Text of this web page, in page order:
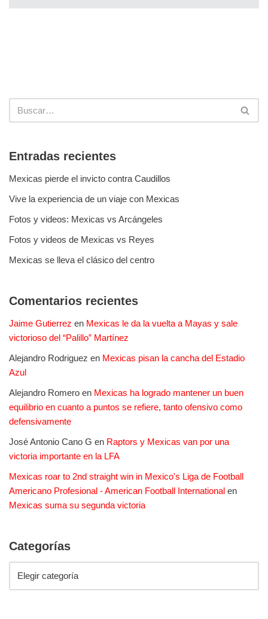
Entradas recientes
Mexicas pierde el invicto contra Caudillos
Vive la experiencia de un viaje con Mexicas
Fotos y videos: Mexicas vs Arcángeles
Fotos y videos de Mexicas vs Reyes
Mexicas se lleva el clásico del centro
Comentarios recientes
Jaime Gutierrez en Mexicas le da la vuelta a Mayas y sale
victorioso del “Palillo” Martínez
Alejandro Rodriguez en Mexicas pisan la cancha del Estadio
Azul
Alejandro Romero en Mexicas ha logrado mantener un buen
equilibrio en cuanto a puntos se refiere, tanto ofensivo como
defensivamente
José Antonio Cano G en Raptors y Mexicas van por una
victoria importante en la LFA
Mexicas roar to 2nd straight win in Mexico's Liga de Football
Americano Profesional - American Football International en
Mexicas suma su segunda victoria
Categorías